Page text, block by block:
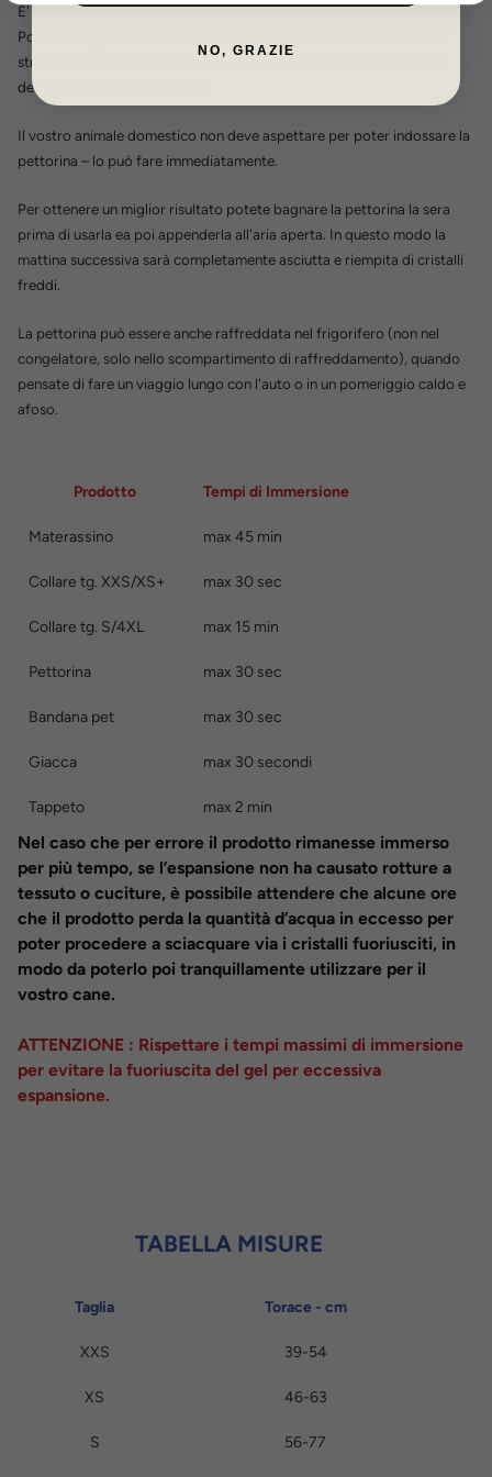
È' normale che la pettorina resti un pò umida dopo l'inzuppamento.
Potete stringere delicatamente la pettorina (fate attenzione a non
strizzarla troppo forte!); solo dopo un paio d'ore la maggior parte
dell'umidità se ne sarà andata.
Il vostro animale domestico non deve aspettare per poter indossare la
pettorina – lo può fare immediatamente.
Per ottenere un miglior risultato potete bagnare la pettorina la sera
prima di usarla ea poi appenderla all'aria aperta. In questo modo la
mattina successiva sarà completamente asciutta e riempita di cristalli
freddi.
La pettorina può essere anche raffreddata nel frigorifero (non nel
congelatore, solo nello scompartimento di raffreddamento), quando
pensate di fare un viaggio lungo con l'auto o in un pomeriggio caldo e
afoso.
Prodotto Tempi di Immersione
Materassino max 45 min
Collare tg. XXS/XS+ max 30 sec
Collare tg. S/4XL max 15 min
Pettorina max 30 sec
Bandana pet max 30 sec
Giacca max 30 secondi
Tappeto max 2 min
Nel caso che per errore il prodotto rimanesse immerso
per più tempo, se l’espansione non ha causato rotture a
tessuto o cuciture, è possibile attendere che alcune ore
che il prodotto perda la quantità d’acqua in eccesso per
poter procedere a sciacquare via i cristalli fuoriusciti, in
modo da poterlo poi tranquillamente utilizzare per il
vostro cane.
ATTENZIONE : Rispettare i tempi massimi di immersione
per evitare la fuoriuscita del gel per eccessiva
espansione.
TABELLA MISURE
Taglia Torace - cm
XXS 39-54
XS 46-63
S 56-77
NO, GRAZIE